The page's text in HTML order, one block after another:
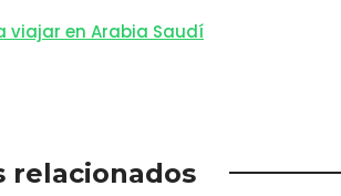
relacionados